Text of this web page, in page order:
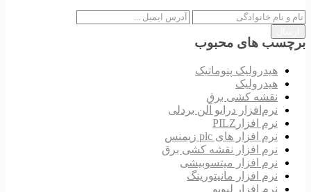
برچسب های محبوب
هیدرولیک پنوماتیک
هیدرولیک
نقشه کشی برق
نرم‌افزار درایو آلن بردلی
نرم افزارPILZ
نرم افزار های plc زیمنس
نرم افزار نقشه کشی برق
نرم افزار میتسوبیشی
نرم افزار مانیتورینگ
نرم افزار لبویو